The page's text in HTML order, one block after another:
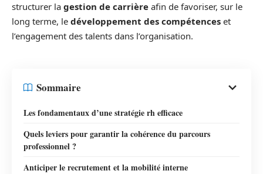
structurer la gestion de carrière afin de favoriser, sur le
long terme, le développement des compétences et
l’engagement des talents dans l’organisation.
Sommaire
Les fondamentaux d’une stratégie rh efficace
Quels leviers pour garantir la cohérence du parcours
professionnel ?
Anticiper le recrutement et la mobilité interne